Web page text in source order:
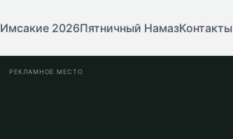
Имсакие 2026Пятничный НамазКонтакты
РЕКЛАМНОЕ МЕСТО